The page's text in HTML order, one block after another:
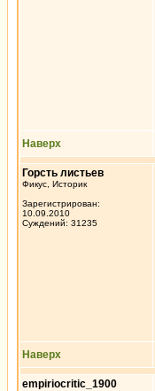
Наверх
Горсть листьев
Фикус, Историк
Зарегистрирован:
10.09.2010
Суждений: 31235
Наверх
empiriocritic_1900